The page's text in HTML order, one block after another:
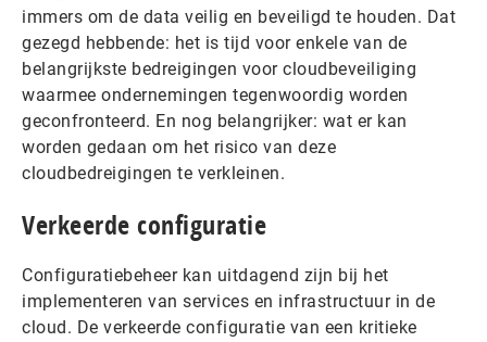
immers om de data veilig en beveiligd te houden. Dat
gezegd hebbende: het is tijd voor enkele van de
belangrijkste bedreigingen voor cloudbeveiliging
waarmee ondernemingen tegenwoordig worden
geconfronteerd. En nog belangrijker: wat er kan
worden gedaan om het risico van deze
cloudbedreigingen te verkleinen.
Verkeerde configuratie
Configuratiebeheer kan uitdagend zijn bij het
implementeren van services en infrastructuur in de
cloud. De verkeerde configuratie van een kritieke